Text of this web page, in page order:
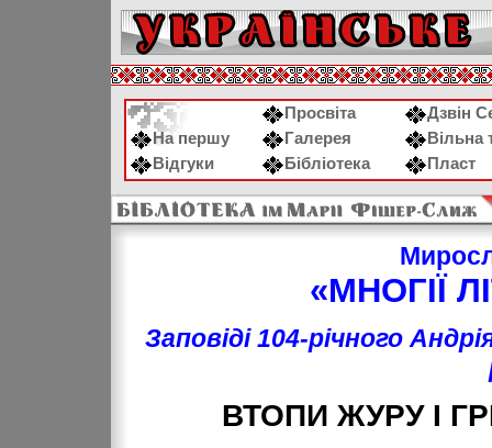
Просвіта
Дзвін
На першу
Галерея
Вільна
Відгуки
Бібліотека Пласт
«МНОГІЇ
Заповіді 104-річного
ВТОПИ ЖУРУ І